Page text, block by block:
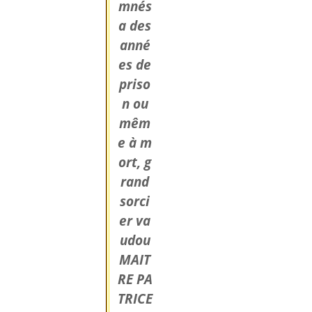
mnés
a des
anné
es de
priso
n ou
mêm
e à m
ort, g
rand
sorci
er va
udou
MAIT
RE PA
TRICE